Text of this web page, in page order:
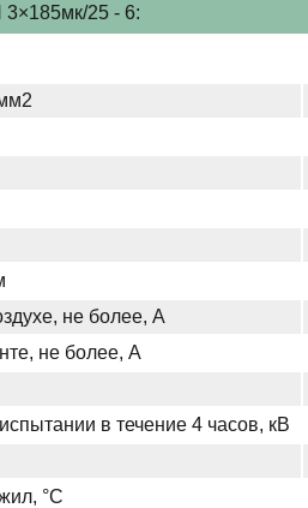
25 - 6:
не более, А
не более, А
в течение 4 часов, кВ
°С